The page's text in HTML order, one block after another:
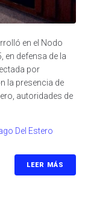
en el Nodo
en defensa de la
por
la presencia de
autoridades de
Del Estero
LEER MÁS